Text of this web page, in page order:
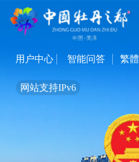
用户中心 智能问答 繁體
网站支持IPv6